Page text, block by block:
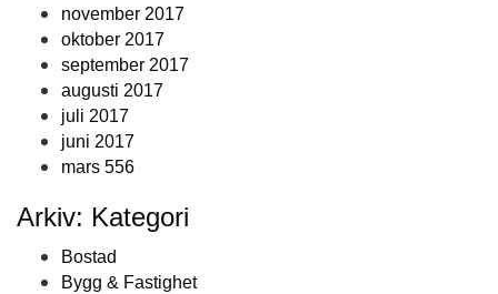
november 2017
oktober 2017
september 2017
augusti 2017
juli 2017
juni 2017
mars 556
Arkiv: Kategori
Bostad
Bygg & Fastighet